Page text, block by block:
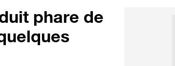
phare de